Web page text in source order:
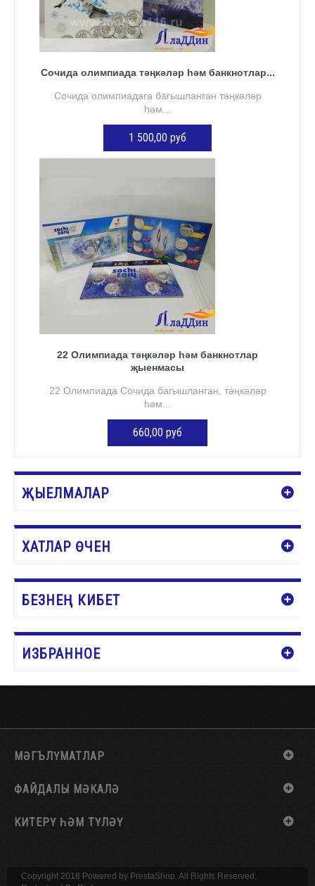
Сочида олимпиада тәңкәләр һәм банкнотлар...
Сочида олимпиадага багышланган тәңкәләр
һәм...
1 500,00 руб
22 Олимпиада тәңкәләр һәм банкнотлар
җыенмасы
22 Олимпиада Сочида багышланган, тәңкәләр
һәм...
660,00 руб
ҖЫЕЛМАЛАР
ХАТЛАР ӨЧЕН
БЕЗНЕҢ КИБЕТ
ИЗБРАННОЕ
МӘГЪЛҮМАТЛАР
ФАЙДАЛЫ МӘКАЛӘ
КИТЕРҮ ҺӘМ ТҮЛӘҮ
Copyright 2018 Powered by PrestaShop. All Rights Reserved.